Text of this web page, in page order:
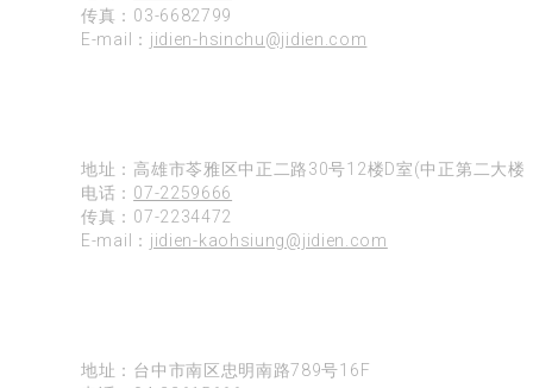
传真：03-6682799
E-mail： jidien-hsinchu@jidien.com
地址：高雄市苓雅区中正二路30号12楼D室(中正第二大楼)
电话： 07-2259666
传真：07-2234472
E-mail： jidien-kaohsiung@jidien.com
地址：台中市南区忠明南路789号16F